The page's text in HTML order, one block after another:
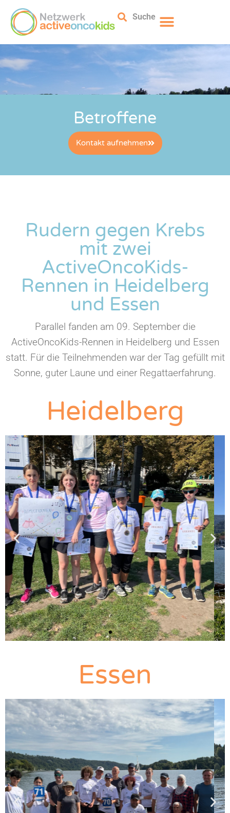
Suche
Betroffene
Kontakt aufnehmen
Rudern gegen Krebs
mit zwei
ActiveOncoKids-
Rennen in Heidelberg
und Essen
Parallel fanden am 09. September die
ActiveOncoKids-Rennen in Heidelberg und Essen
statt. Für die Teilnehmenden war der Tag gefüllt mit
Sonne, guter Laune und einer Regattaerfahrung.
Heidelberg
Essen